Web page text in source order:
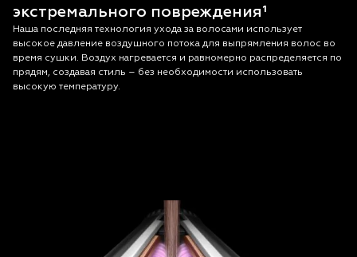
экстремального повреждения¹
Наша последняя технология ухода за волосами использует
высокое давление воздушного потока для выпрямления волос во
время сушки. Воздух нагревается и равномерно распределяется по
прядям, создавая стиль – без необходимости использовать
высокую температуру.